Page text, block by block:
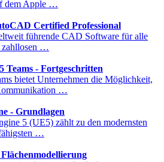
dem Apple …
Certified Professional
führende CAD Software für alle
zahllosen …
Teams - Fortgeschritten
bietet Unternehmen die Möglichkeit,
…
- Grundlagen
5 (UE5) zählt zu den modernsten
…